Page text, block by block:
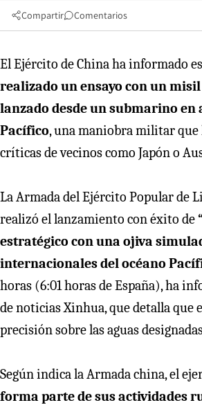
Compartir Comentarios
El Ejército de China ha informado
realizado un ensayo con un
lanzado desde un submarino en
Pacífico, una maniobra militar que
críticas de vecinos como Japón o
La Armada del Ejército Popular de
realizó el lanzamiento con éxito de
estratégico con una ojiva
internacionales del océano
horas (6:01 horas de España), ha
de noticias Xinhua, que detalla que
precisión sobre las aguas
Según indica la Armada china, el
forma parte de sus actividades